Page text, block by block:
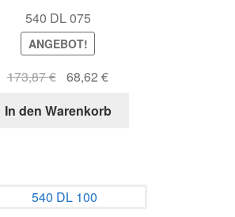
540 DL 075
ANGEBOT!
173,87€ Ursprünglicher
war:
68,62€Aktueller
ist:
In den Warenkorb